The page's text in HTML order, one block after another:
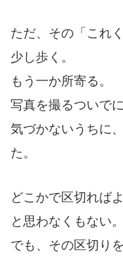
ただ、その「これ
少し歩く。
もう一か所寄る。
写真を撮るついで
気づかないうちに
た。
どこかで区切れば
と思わなくもない。
でも、その区切り